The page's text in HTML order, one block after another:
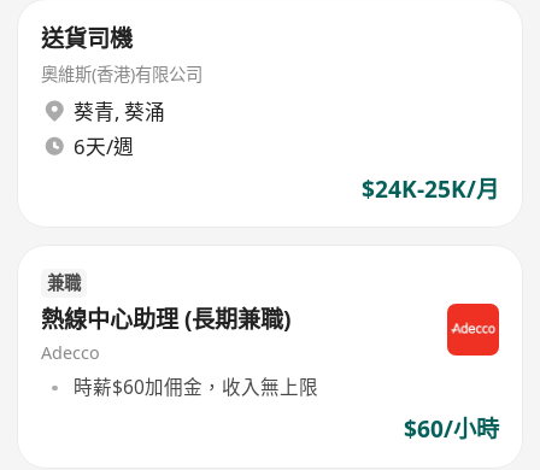
送貨司機
奧維斯(香港)有限公司
葵青, 葵涌
6天/週
$24K-25K/月
兼職
熱線中心助理 (長期兼職)
Adecco
時薪$60加佣金，收入無上限
$60/小時